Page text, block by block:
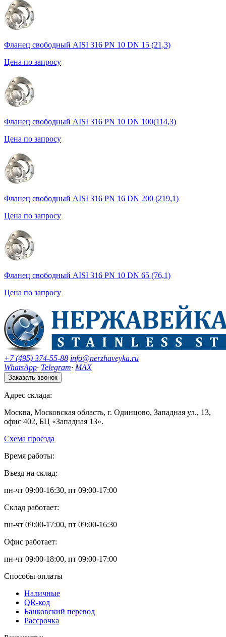
Фланец свободный AISI 316 PN 10 DN 15 (21,3)
Цена по запросу
Фланец свободный AISI 316 PN 10 DN 100(114,3)
Цена по запросу
Фланец свободный AISI 316 PN 16 DN 200 (219,1)
Цена по запросу
Фланец свободный AISI 316 PN 10 DN 65 (76,1)
Цена по запросу
+7 (495) 374-55-88 info@nerzhaveyka.ru
WhatsApp· Telegram· MAX
Заказать звонок
Адрес склада:
Москва, Московская область, г. Одинцово, Западная ул., 13,
офис 402, БЦ «Западная 13».
Схема проезда
Время работы:
Въезд на склад:
пн-чт 09:00-16:30, пт 09:00-17:00
Склад работает:
пн-чт 09:00-17:00, пт 09:00-16:30
Офис работает:
пн-чт 09:00-18:00, пт 09:00-17:00
Способы оплаты
Наличные
QR-код
Банковский перевод
Рассрочка